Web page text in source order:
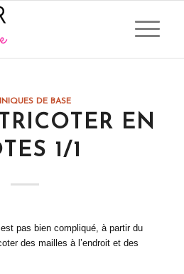
DE BASE
EN
1/1
pas bien compliqué, à partir du
des mailles à l’endroit et des